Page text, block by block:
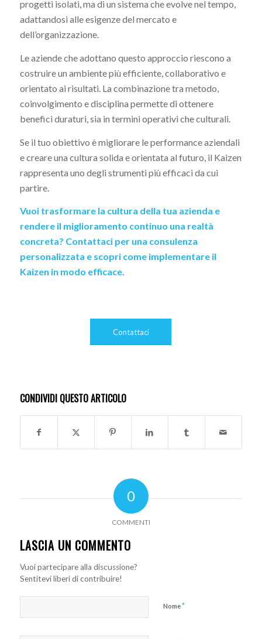
progetti isolati, ma di un sistema che evolve nel tempo,
adattandosi alle esigenze del mercato e
dell’organizzazione.
Le aziende che adottano questo approccio riescono a
costruire un ambiente più efficiente, collaborativo e
orientato ai risultati. La combinazione tra metodo,
coinvolgimento e disciplina permette di ottenere
benefici duraturi, sia in termini operativi che culturali.
Se il tuo obiettivo è migliorare le performance aziendali
e creare una cultura solida e orientata al futuro, il Kaizen
rappresenta uno degli strumenti più efficaci da cui
partire.
Vuoi trasformare la cultura della tua azienda e
rendere il miglioramento continuo una realtà
concreta? Contattaci per una consulenza
personalizzata e scopri come implementare il
Kaizen in modo efficace.
Contattaci
CONDIVIDI QUESTO ARTICOLO
0
COMMENTI
LASCIA UN COMMENTO
Vuoi partecipare alla discussione?
Sentitevi liberi di contribuire!
Nome*